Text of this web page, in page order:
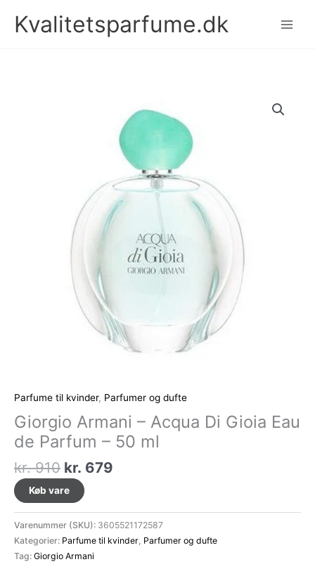
Kvalitetsparfume.dk
Parfume til kvinder, Parfumer og dufte
Giorgio Armani – Acqua Di Gioia Eau
de Parfum – 50 ml
kr.910 Den
oprindelige
pris
var:
kr. 910.
kr. 679
er:
kr. 679.
Køb vare
Varenummer (SKU): 3605521172587
Kategorier: Parfume til kvinder Parfumer og dufte
Tag: Giorgio Armani